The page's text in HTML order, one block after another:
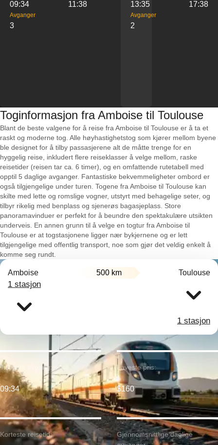
09:34 11:38
Avganger
3
13:35 17:38
Avganger
2
Toginformasjon fra Amboise til Toulouse
Blant de beste valgene for å reise fra Amboise til Toulouse er å ta et
raskt og moderne tog. Alle høyhastighetstog som kjører mellom byene
ble designet for å tilby passasjerene alt de måtte trenge for en
hyggelig reise, inkludert flere reiseklasser å velge mellom, raske
reisetider (reisen tar ca. 6 timer), og en omfattende rutetabell med
opptil 5 daglige avganger. Fantastiske bekvemmeligheter ombord er
også tilgjengelige under turen. Togene fra Amboise til Toulouse kan
skilte med lette og romslige vogner, utstyrt med behagelige seter, og
tilbyr rikelig med benplass og sjenerøs bagasjeplass. Store
panoramavinduer er perfekt for å beundre den spektakulære utsikten
underveis. En annen grunn til å velge en togtur fra Amboise til
Toulouse er at togstasjonene ligger nær bykjernene og er lett
tilgjengelige med offentlig transport, noe som gjør det veldig enkelt å
komme seg rundt.
Amboise 500 km Toulouse
1 stasjon
1 stasjon
Korteste reisetid:
Tidligste avgang:
09:34
Laveste pris:
$160
Gjennomsnittlige daglige